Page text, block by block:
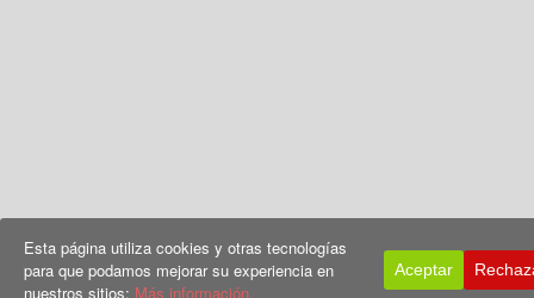
Esta página utiliza cookies y otras tecnologías
para que podamos mejorar su experiencia en
nuestros sitios: Más información.
Aceptar